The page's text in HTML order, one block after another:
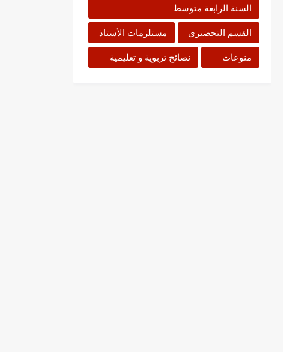
السنة الرابعة متوسط
القسم التحضيري مستلزمات الأستاذ
منوعات نصائح تربوية و تعليمية